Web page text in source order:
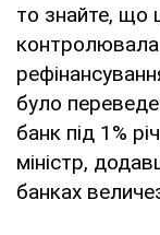
то знайте, що
контролювала
було
банк під 1%
міністр,
банках